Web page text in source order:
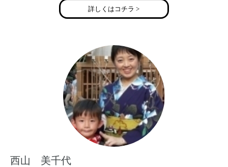
詳しくはコチラ >
西山 美千代